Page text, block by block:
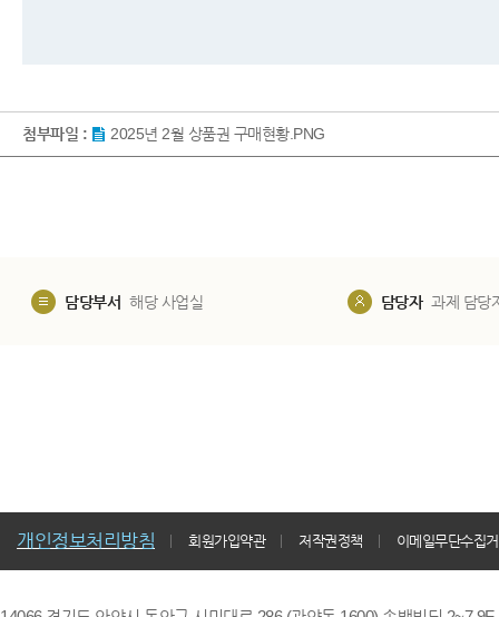
첨부파일 : 2025년 2월 상품권 구매현황.PNG
담당부서 해당 사업실 담당자 과제 담당
개인정보처리방침 회원가입약관 저작권정책 이메일무단수집